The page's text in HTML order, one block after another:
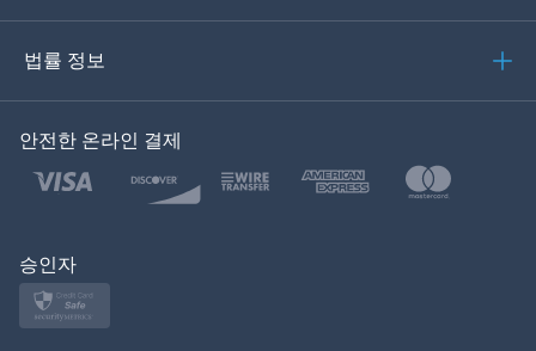
Türkçe
Polski
법률 정보
안전한 온라인 결제
승인자